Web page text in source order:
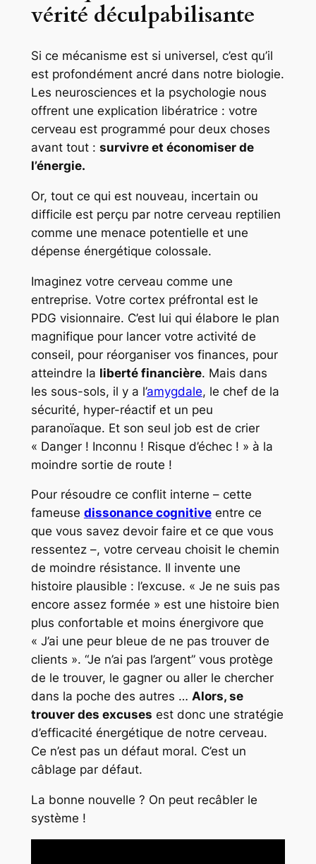
vérité déculpabilisante
Si ce mécanisme est si universel, c’est qu’il
est profondément ancré dans notre biologie.
Les neurosciences et la psychologie nous
offrent une explication libératrice : votre
cerveau est programmé pour deux choses
avant tout : survivre et économiser de
l’énergie.
Or, tout ce qui est nouveau, incertain ou
difficile est perçu par notre cerveau reptilien
comme une menace potentielle et une
dépense énergétique colossale.
Imaginez votre cerveau comme une
entreprise. Votre cortex préfrontal est le
PDG visionnaire. C’est lui qui élabore le plan
magnifique pour lancer votre activité de
conseil, pour réorganiser vos finances, pour
atteindre la liberté financière. Mais dans
les sous-sols, il y a l’amygdale, le chef de la
sécurité, hyper-réactif et un peu
paranoïaque. Et son seul job est de crier
« Danger ! Inconnu ! Risque d’échec ! » à la
moindre sortie de route !
Pour résoudre ce conflit interne – cette
fameuse dissonance cognitiveentre ce
que vous savezdevoir faire et ce que vous
ressentez–, votre cerveau choisit le chemin
de moindre résistance. Il invente une
histoire plausible : l’excuse. « Je ne suis pas
encore assez formée » est une histoire bien
plus confortable et moins énergivore que
« J’ai une peur bleue de ne pas trouver de
clients ». “Je n’ai pas l’argent” vous protège
de le trouver, le gagner ou aller le chercher
dans la poche des autres … Alors, se
trouver des excuses est donc une stratégie
d’efficacité énergétique de notre cerveau.
Ce n’est pas un défaut moral. C’est un
câblage par défaut.
La bonne nouvelle ? On peut recâbler le
système !